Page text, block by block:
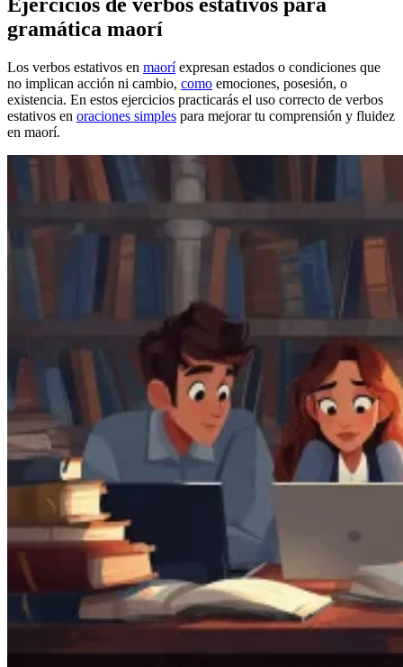
gramática maorí
Los verbos estativos en maoríexpresan estados o condiciones que
no implican acción ni cambio, como emociones, posesión, o
existencia. En estos ejercicios practicarás el uso correcto de verbos
estativos en oraciones simples para mejorar tu comprensión y fluidez
en maorí.